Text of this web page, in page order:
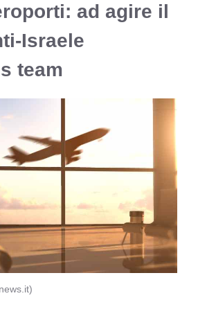
ad agire il
Israele
team